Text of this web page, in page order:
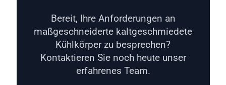
Bereit, Ihre Anforderungen an
maßgeschneiderte kaltgeschmiedete
Kühlkörper zu besprechen?
Kontaktieren Sie noch heute unser
erfahrenes Team.